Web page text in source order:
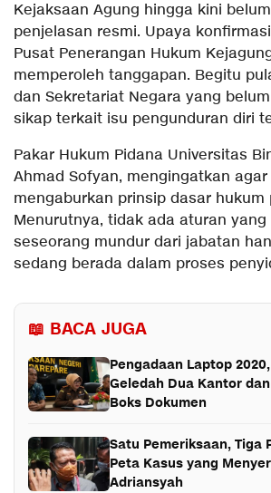
Kejaksaan Agung hingga kini
penjelasan resmi. Upaya
Pusat Penerangan Hukum
memperoleh tanggapan. Begitu
dan Sekretariat Negara yang
sikap terkait isu pengunduran diri
Pakar Hukum Pidana Universitas
Ahmad Sofyan, mengingatkan
mengaburkan prinsip dasar hukum
Menurutnya, tidak ada aturan
seseorang mundur dari jabatan
sedang berada dalam proses
📖 BACA JUGA
Pengadaan Laptop
Geledah Dua Kantor
Boks Dokumen
Satu Pemeriksaan, Tiga
Peta Kasus yang
Adriansyah